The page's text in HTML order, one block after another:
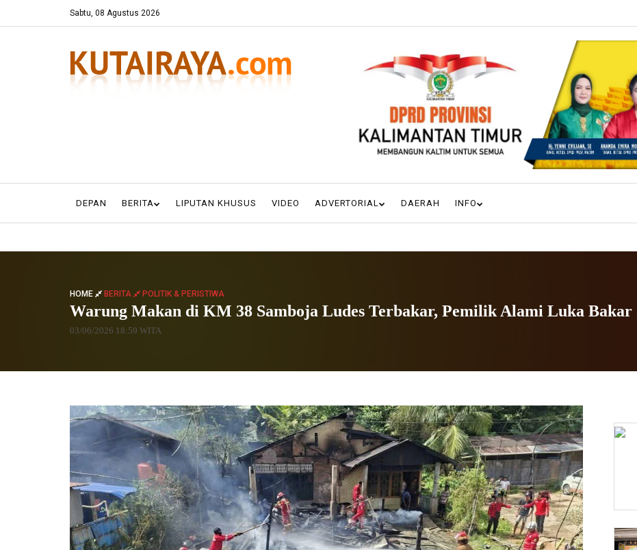
Sabtu, 08 Agustus 2026
DEPAN BERITA LIPUTAN KHUSUS VIDEO ADVERTORIAL DAERAH INFO
HOME BERITA POLITIK & PERISTIWA
Warung Makan di KM 38 Samboja Ludes Terbakar, Pemilik Alami Luka Bakar
03/06/2026 18:59 WITA